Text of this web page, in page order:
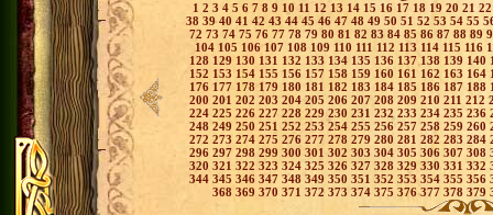
1 2 3 4 5 6 7 8 9 10 11 12 13 14 15 16 17 18 19 20 21
38 3940 41 42 43 44 45 46 47 48 49 50 51 52 53 54 55
72 73 74 75 76 77 78 79 80 81 82 83 84 85 86 87 88 89
104 105 106 107 108 109 110 111 112 113 114 115 116
128 129 130 131 132 133 134 135 136 137 138 139 140
152 153 154 155 156 157 158 159 160 161 162 163 164
176 177 178 179 180 181 182 183 184 185 186 187 188
200 201 202 203 204 205 206 207 208 209 210 211 212
224 225 226 227 228 229 230 231 232 233 234 235 236
248 249 250 251 252 253 254 255 256 257 258 259 260
272 273 274 275 276 277 278 279 280 281 282 283 284
296 297 298 299 300 301 302 303 304 305 306 307 308
320 321 322 323 324 325 326 327 328 329 330 331 332
344 345 346 347 348 349 350 351 352 353 354 355 356
368 369 370 371 372 373 374 375 376377 378 379